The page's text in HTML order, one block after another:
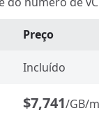
Preço
Incluído
$7,741/GB/